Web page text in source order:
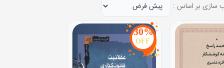
سازی بر اساس :
30%
OFF